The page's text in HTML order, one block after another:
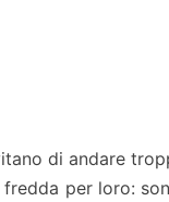
di andare
fredda per loro: